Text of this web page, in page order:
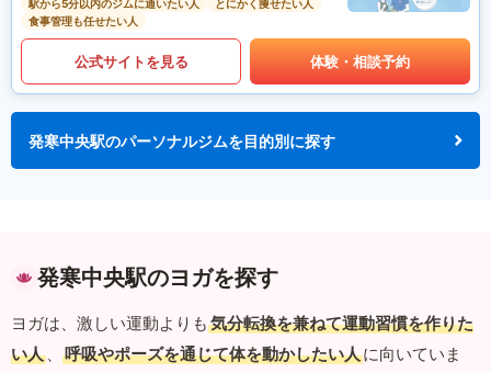
駅から5分以内のジムに通いたい人
とにかく痩せたい人
食事管理も任せたい人
公式サイトを見る 体験・相談予約
発寒中央駅のパーソナルジムを目的別に探す
発寒中央駅のヨガを探す
ヨガは、激しい運動よりも 気分転換を兼ねて運動習慣を作りた
い人 、 呼吸やポーズを通じて体を動かしたい人に向いていま